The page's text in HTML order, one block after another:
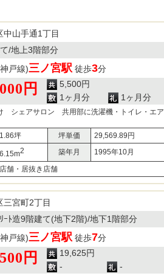
中山手通1丁目
/地上3階部分
戸線)三ノ宮駅 徒歩3分
円
5,500円
1ヶ月分
1ヶ月分
シェアサロン 共用部に洗濯機・トイレ・エア
1.86坪 坪単価
29,569.89円
6.15m2 築年月
1995年10月
店舗・居抜き店舗
三宮町2丁目
ｰﾄ造9階建て(地下2階)/地下1階部分
戸線)三ノ宮駅 徒歩7分
円
19,625円
-
-